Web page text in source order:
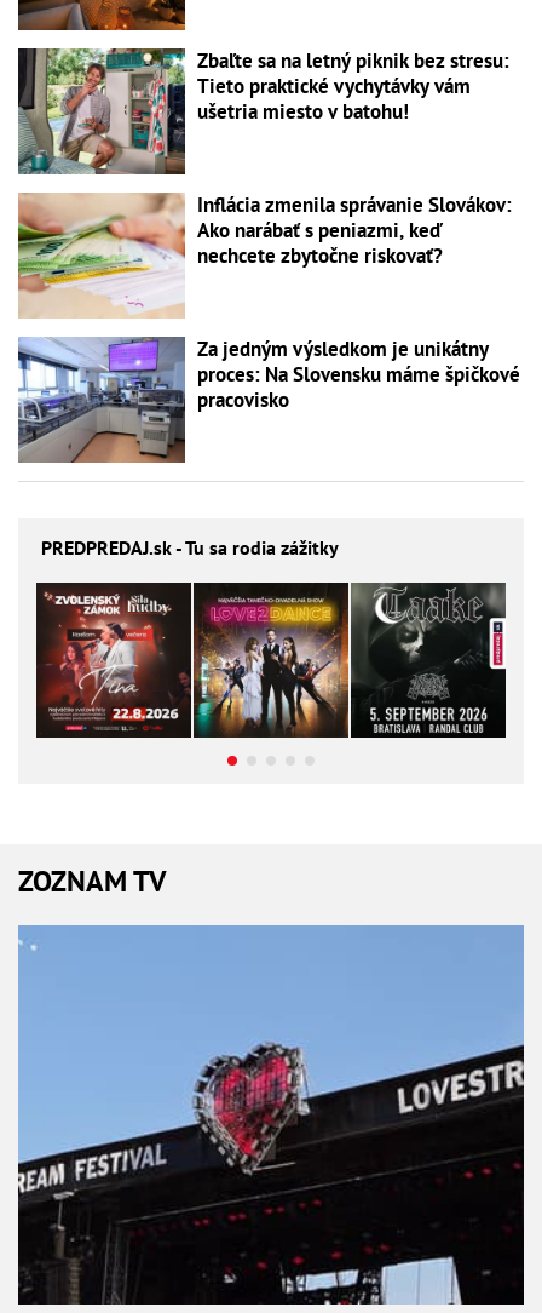
Zbaľte sa na letný piknik bez stresu:
Tieto praktické vychytávky vám
ušetria miesto v batohu!
Inflácia zmenila správanie Slovákov:
Ako narábať s peniazmi, keď
nechcete zbytočne riskovať?
Za jedným výsledkom je unikátny
proces: Na Slovensku máme špičkové
pracovisko
PREDPREDAJ.sk - Tu sa rodia zážitky
ZOZNAM TV